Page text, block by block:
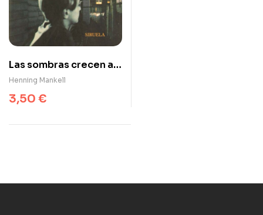
Las sombras crecen al
atardecer
Henning Mankell
3,50 €